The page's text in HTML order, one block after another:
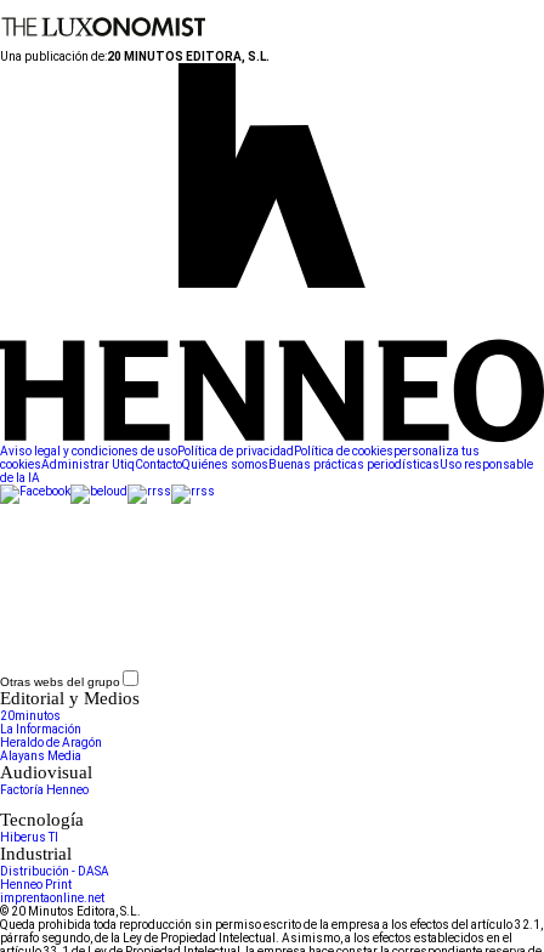
Una publicación de:20 MINUTOS EDITORA, S.L.
Aviso legal y condiciones de usoPolítica de privacidad Política de cookiespersonaliza tus
cookiesAdministrar UtiqContactoQuiénes somos Buenas prácticas periodísticasUso responsable
de la IA
Otras webs del grupo
Editorial y Medios
20minutos
La Información
Heraldo de Aragón
Alayans Media
Audiovisual
Factoría Henneo
Tecnología
Hiberus TI
Industrial
Distribución - DASA
Henneo Print
imprentaonline.net
© 20 Minutos Editora, S.L.
Queda prohibida toda reproducción sin permiso escrito de la empresa a los efectos del artículo 32.1,
párrafo segundo, de la Ley de Propiedad Intelectual. Asimismo, a los efectos establecidos en el